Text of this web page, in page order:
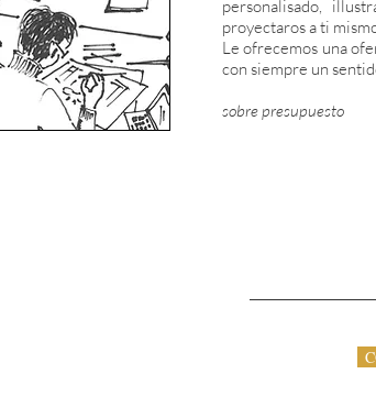
personalisado,
proyectaros a ti
Le ofrecemos una
con siempre un
sobre presupuesto